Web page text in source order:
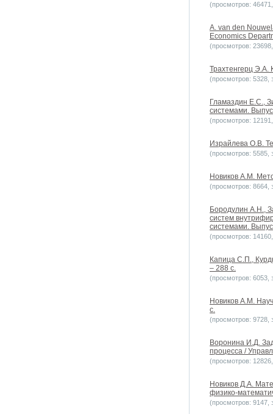
(просмотров:
A. van den
Economics
(просмотров:
Трахтенгерц Э.А.
(просмотров: 5328,
Гламаздин Е.С.,
системами.
(просмотров:
Израйлева О.В.
(просмотров: 5585,
Новиков А.М.
(просмотров: 8664,
Бородулин А.Н.,
систем
системами.
(просмотров:
Капица С.П.,
– 288 с.
(просмотров: 6053,
Новиков А.М.
с.
(просмотров: 9728,
Воронина И.Д.
процесса /
(просмотров:
Новиков Д.А.
физико-
(просмотров: 9147,